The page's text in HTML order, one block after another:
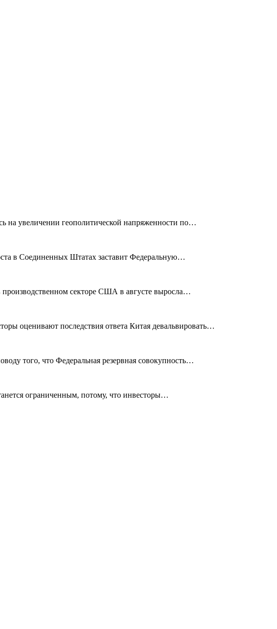
на увеличении геополитической напряженности по…
в Соединенных Штатах заставит Федеральную…
производственном секторе США в августе выросла…
оценивают последствия ответа Китая девальвировать…
того, что Федеральная резервная совокупность…
ограниченным, потому, что инвесторы…